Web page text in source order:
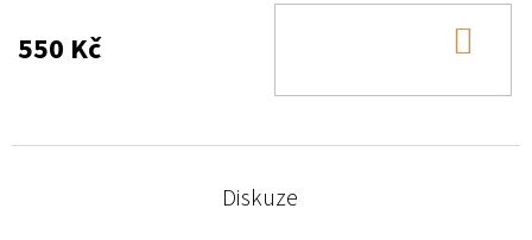
550 Kč
Diskuze